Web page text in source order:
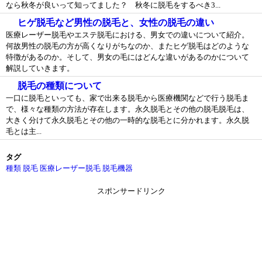
なら秋冬が良いって知ってました？ 秋冬に脱毛をするべき3...
ヒゲ脱毛など男性の脱毛と、女性の脱毛の違い
医療レーザー脱毛やエステ脱毛における、男女での違いについて紹介。
何故男性の脱毛の方が高くなりがちなのか、またヒゲ脱毛はどのような
特徴があるのか。そして、男女の毛にはどんな違いがあるのかについて
解説していきます。
脱毛の種類について
一口に脱毛といっても、家で出来る脱毛から医療機関などで行う脱毛ま
で、様々な種類の方法が存在します。永久脱毛とその他の脱毛脱毛は、
大きく分けて永久脱毛とその他の一時的な脱毛とに分かれます。永久脱
毛とは主...
タグ
種類 脱毛 医療レーザー脱毛 脱毛機器
スポンサードリンク